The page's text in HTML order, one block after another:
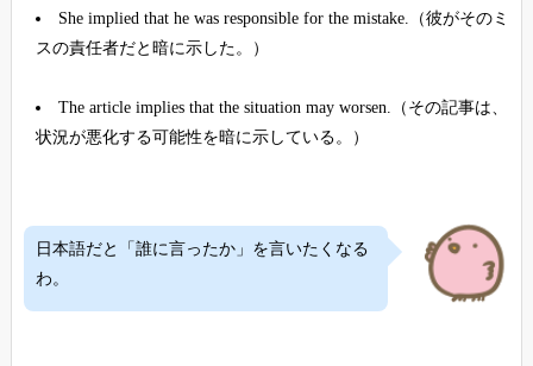
She implied that he was responsible for the mistake.（彼がそのミ
スの責任者だと暗に示した。）
The article implies that the situation may worsen.（その記事は、
状況が悪化する可能性を暗に示している。）
日本語だと「誰に言ったか」を言いたくなる
わ。